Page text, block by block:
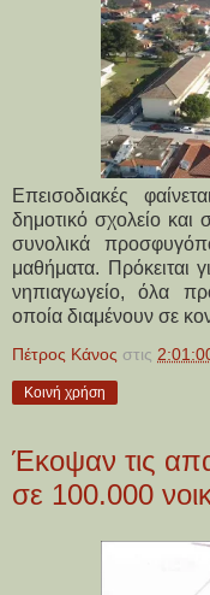
Επεισοδιακές
δημοτικό σχολείο
συνολικά
μαθήματα. Πρόκειται
νηπιαγωγείο, όλα
οποία διαμένουν σε
Πέτρος Κάνος στις
Κοινή χρήση
Έκοψαν τις
σε 100.000